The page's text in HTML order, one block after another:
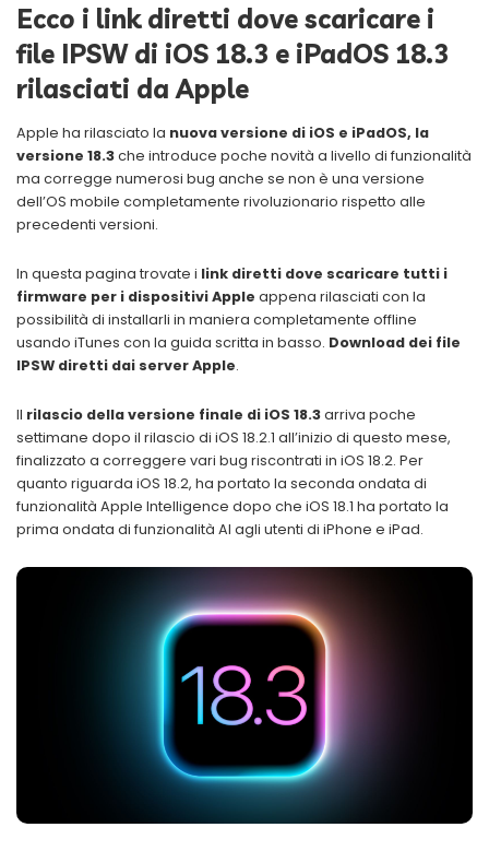
Ecco i link diretti dove scaricare i
file IPSW di iOS 18.3 e iPadOS 18.3
rilasciati da Apple
Apple ha rilasciato la nuova versione di iOS e iPadOS, la
versione 18.3che introduce poche novità a livello di funzionalità
ma corregge numerosi bug anche se non è una versione
dell’OS mobile completamente rivoluzionario rispetto alle
precedenti versioni.
In questa pagina trovate i link diretti dove scaricare tutti i
firmware per i dispositivi Apple appena rilasciati con la
possibilità di installarli in maniera completamente offline
usando iTunes con la guida scritta in basso. Download dei file
IPSW diretti dai server Apple.
Il rilascio della versione finale di iOS 18.3arriva poche
settimane dopo il rilascio di iOS 18.2.1 all’inizio di questo mese,
finalizzato a correggere vari bug riscontrati in iOS 18.2. Per
quanto riguarda iOS 18.2, ha portato la seconda ondata di
funzionalità Apple Intelligence dopo che iOS 18.1 ha portato la
prima ondata di funzionalità AI agli utenti di iPhone e iPad.